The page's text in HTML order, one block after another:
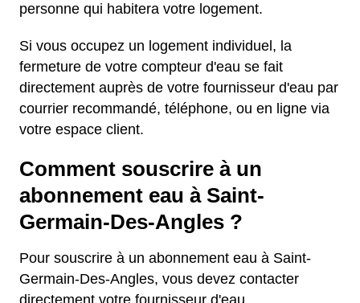
personne qui habitera votre logement.
Si vous occupez un logement individuel, la
fermeture de votre compteur d'eau se fait
directement auprès de votre fournisseur d'eau par
courrier recommandé, téléphone, ou en ligne via
votre espace client.
Comment souscrire à un
abonnement eau à Saint-
Germain-Des-Angles ?
Pour souscrire à un abonnement eau à Saint-
Germain-Des-Angles, vous devez contacter
directement votre fournisseur d'eau.